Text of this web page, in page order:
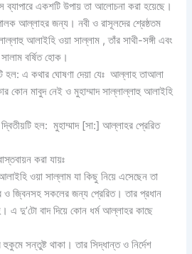
ব্যাপারে একশটি উপায় তা আলোচনা করা হয়েছে।
আল্লাহর জন্য। নবী ও রাসূলদের শ্রেষ্ঠতম
আলাইহি ওয়া সাল্লাম , তাঁর সাথী-সঙ্গী এবং
বর্ষিত হোক।
হল: এ কথার ঘোষণা দেয়া যেঃ আল্লাহ তাআলা
কোন মাবুদ নেই ও মুহাম্মাদ সাল্লাল্লাহু আলাইহি
হল: মুহাম্মাদ [সা:] আল্লাহর প্রেরিত
করা যায়ঃ
ওয়া সাল্লাম যা কিছু নিয়ে এসেছেন তা
ও জ্বিনসহ সকলের জন্য প্রেরিত। তার প্রধান
দু’টো বাদ দিয়ে কোন ধর্ম আল্লাহর কাছে
সন্তুষ্ট থাকা। তার সিদ্ধান্ত ও নির্দেশ